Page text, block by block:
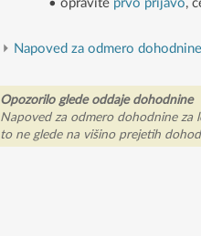
• opravite prvo prijavo,
Napoved za odmero
Opozorilo glede oddaje dohodnine
Napoved za odmero dohodnine za
to ne glede na višino prejetih